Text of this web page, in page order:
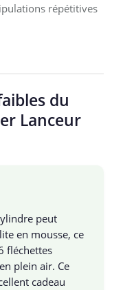
répétitives
du
Lanceur
peut
en mousse, ce
fléchettes
plein air. Ce
cadeau